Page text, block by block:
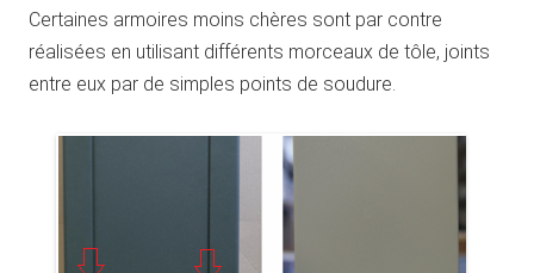
Certaines armoires moins chères sont par contre
réalisées en utilisant différents morceaux de tôle, joints
entre eux par de simples points de soudure.